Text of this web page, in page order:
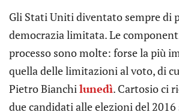
Gli Stati Uniti diventato sempre di
democrazia limitata. Le
processo sono molte: forse la più
quella delle limitazioni al voto, di
Pietro Bianchi lunedì. Cartosio ci
due candidati alle elezioni del